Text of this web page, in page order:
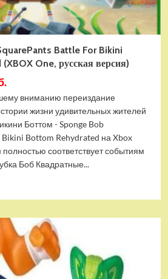
Battle For Bikini
One, русская версия)
вниманию переиздание
жизни удивительных жителей
Боттом - Sponge Bob
Bottom Rehydrated на Xbox
соответствует событиям
Боб Квадратные...